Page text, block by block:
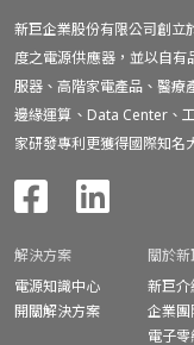
新巨企業股份有限公司創立
度之電源供應器，並以自有
服器、高階家電產品、醫療
邊緣運算、Data Center、
家研發專利更獲得國際知名
解決方案
電源知識中心
開關解決方案
關於新
新巨介
企業團
電子